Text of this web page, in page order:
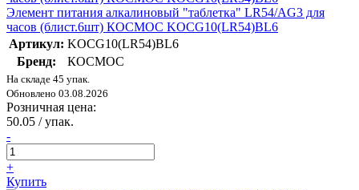
Элемент питания алкалиновый "таблетка" LR54/AG3 для
часов (блист.6шт) КОСМОС KOCG10(LR54)BL6
Артикул: KOCG10(LR54)BL6
Бренд:
КОСМОС
На складе 45 упак.
Обновлено 03.08.2026
Розничная цена:
50.05 / упак.
-
+
Купить